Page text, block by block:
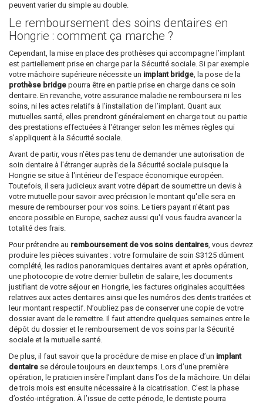
peuvent varier du simple au double.
Le remboursement des soins dentaires en
Hongrie : comment ça marche ?
Cependant, la mise en place des prothèses qui accompagne l’implant
est partiellement prise en charge par la Sécurité sociale. Si par exemple
votre mâchoire supérieure nécessite un implant bridge, la pose de la
prothèse bridge pourra être en partie prise en charge dans ce soin
dentaire. En revanche, votre assurance maladie ne remboursera ni les
soins, ni les actes relatifs à l’installation de l’implant. Quant aux
mutuelles santé, elles prendront généralement en charge tout ou partie
des prestations effectuées à l'étranger selon les mêmes règles qui
s'appliquent à la Sécurité sociale.
Avant de partir, vous n'êtes pas tenu de demander une autorisation de
soin dentaire à l'étranger auprès de la Sécurité sociale puisque la
Hongrie se situe à l'intérieur de l'espace économique européen.
Toutefois, il sera judicieux avant votre départ de soumettre un devis à
votre mutuelle pour savoir avec précision le montant qu'elle sera en
mesure de rembourser pour vos soins. Le tiers payant n'étant pas
encore possible en Europe, sachez aussi qu'il vous faudra avancer la
totalité des frais.
Pour prétendre au remboursement de vos soins dentaires, vous devrez
produire les pièces suivantes : votre formulaire de soin S3125 dûment
complété, les radios panoramiques dentaires avant et après opération,
une photocopie de votre dernier bulletin de salaire, les documents
justifiant de votre séjour en Hongrie, les factures originales acquittées
relatives aux actes dentaires ainsi que les numéros des dents traitées et
leur montant respectif. N’oubliez pas de conserver une copie de votre
dossier avant de le remettre. Il faut attendre quelques semaines entre le
dépôt du dossier et le remboursement de vos soins par la Sécurité
sociale et la mutuelle santé.
De plus, il faut savoir que la procédure de mise en place d’un implant
dentaire se déroule toujours en deux temps. Lors d’une première
opération, le praticien insère l’implant dans l’os de la mâchoire. Un délai
de trois mois est ensuite nécessaire à la cicatrisation. C’est la phase
d’ostéo-intégration. À l’issue de cette période, le dentiste pourra